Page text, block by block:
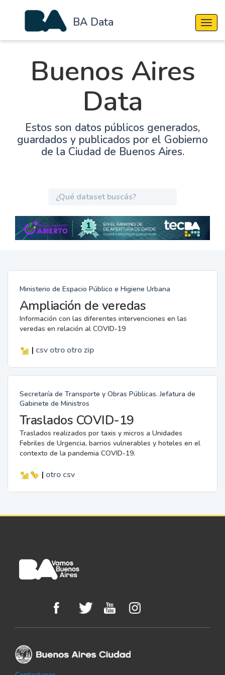
BA Data
Buenos Aires
Data
Estos son datos públicos generados,
guardados y publicados por el Gobierno
de la Ciudad de Buenos Aires.
Ministerio de Espacio Público e Higiene Urbana
Ampliación de veredas
Información con las diferentes intervenciones en las
veredas en relación al COVID-19
| csv otro otro zip
Secretaría de Transporte y Obras Públicas. Jefatura de
Gabinete de Ministros
Traslados COVID-19
Traslados realizados por taxis y micros a Unidades
Febriles de Urgencia, barrios vulnerables y hoteles en el
contexto de la pandemia COVID-19.
| otro csv